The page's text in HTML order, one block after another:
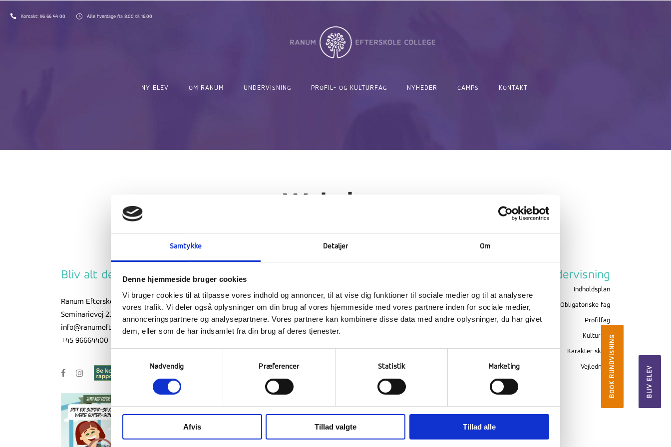
Samtykke Detaljer Om
Denne hjemmeside bruger cookies
Vi bruger cookies til at tilpasse vores indhold og annoncer, til at vise dig funktioner til sociale medier og til at analysere
vores trafik. Vi deler også oplysninger om din brug af vores hjemmeside med vores partnere inden for sociale medier,
annonceringspartnere og analysepartnere. Vores partnere kan kombinere disse data med andre oplysninger, du har givet
dem, eller som de har indsamlet fra din brug af deres tjenester.
Nødvendig Præferencer Statistik Marketing
Afvis Tillad valgte Tillad alle
Kontakt:96 66 44 00 Alle hverdage fra 8.00 til 16.00
NY ELEV OM RANUM UNDERVISNING PROFIL- OG KULTURFAG NYHEDER CAMPS KONTAKT
BOOK RUNDVISNING BLIV ELEV
Bliv alt det som du er
Ranum Efterskole College
Seminarievej 23, 9681 Ranum
info@ranumefterskole.dk
+45 96664400
Book rundvisning
Efterskolelivet
Værdigrundlag
Skolekreds
Forsikring
Inklusion
Undervisning
Indholdsplan
Obligatoriske fag
Profilfag
Kulturfag
Karakter skala
Vejledning